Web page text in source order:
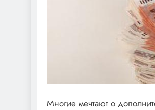
Многие мечтают о